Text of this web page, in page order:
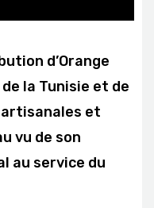
d’Orange
la Tunisie et de
et
vu de son
au service du